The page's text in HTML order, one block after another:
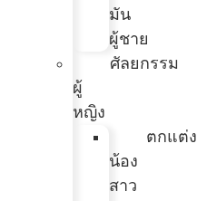
มัน
ผู้ชาย
ศัลยกรรม
ผู้
หญิง
ตกแต่ง
น้อง
สาว